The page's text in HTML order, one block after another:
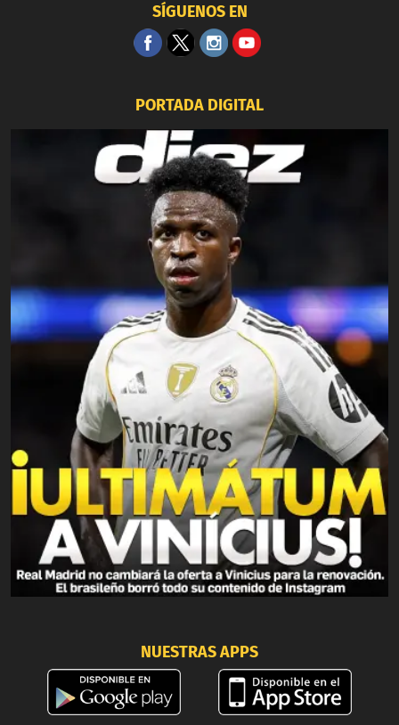
SÍGUENOS EN
PORTADA DIGITAL
NUESTRAS APPS